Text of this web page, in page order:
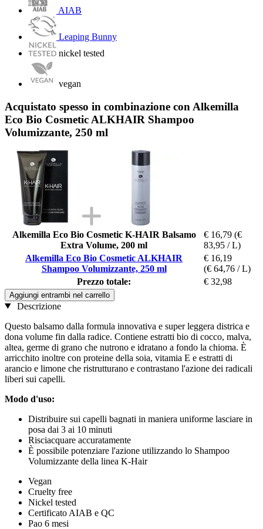
AIAB
Leaping Bunny
nickel tested
vegan
Acquistato spesso in combinazione con Alkemilla
Eco Bio Cosmetic ALKHAIR Shampoo
Volumizzante, 250 ml
Alkemilla Eco Bio Cosmetic K-HAIR Balsamo
Extra Volume, 200 ml
€ 16,79 (€
83,95 / L)
Alkemilla Eco Bio Cosmetic ALKHAIR
Shampoo Volumizzante, 250 ml
€ 16,19
(€ 64,76 / L)
Prezzo totale:
€ 32,98
Aggiungi entrambi nel carrello
Descrizione
Questo balsamo dalla formula innovativa e super leggera districa e
dona volume fin dalla radice. Contiene estratti bio di cocco, malva,
altea, germe di grano che nutrono e idratano a fondo la chioma. È
arricchito inoltre con proteine della soia, vitamia E e estratti di
arancio e limone che ristrutturano e contrastano l'azione dei radicali
liberi sui capelli.
Modo d'uso:
Distribuire sui capelli bagnati in maniera uniforme lasciare in
posa dai 3 ai 10 minuti
Risciacquare accuratamente
È possibile potenziare l'azione utilizzando lo Shampoo
Volumizzante della linea K-Hair
Vegan
Cruelty free
Nickel tested
Certificato AIAB e QC
Pao 6 mesi